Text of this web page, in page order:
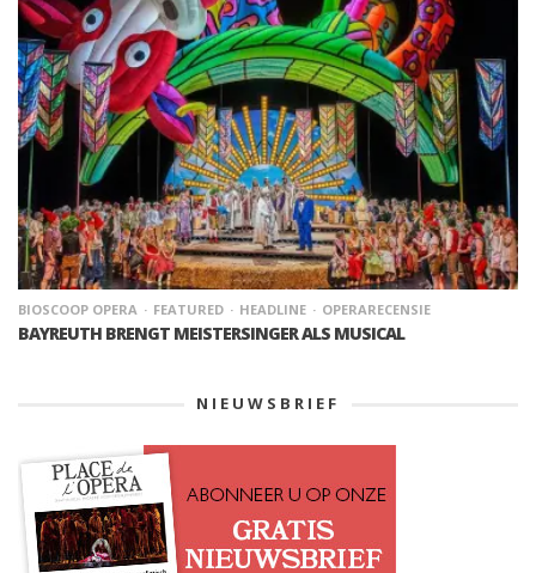
BIOSCOOP OPERA FEATURED HEADLINE OPERARECENSIE
BAYREUTH BRENGT MEISTERSINGER ALS MUSICAL
NIEUWSBRIEF